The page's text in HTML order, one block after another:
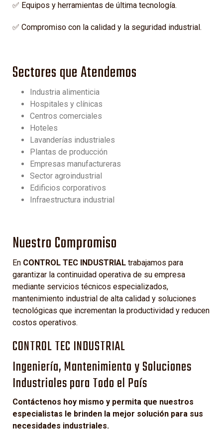
✅ Equipos y herramientas de última tecnología.
✅ Compromiso con la calidad y la seguridad industrial.
Sectores que Atendemos
Industria alimenticia
Hospitales y clínicas
Centros comerciales
Hoteles
Lavanderías industriales
Plantas de producción
Empresas manufactureras
Sector agroindustrial
Edificios corporativos
Infraestructura industrial
Nuestro Compromiso
En CONTROL TEC INDUSTRIAL trabajamos para
garantizar la continuidad operativa de su empresa
mediante servicios técnicos especializados,
mantenimiento industrial de alta calidad y soluciones
tecnológicas que incrementan la productividad y reducen
costos operativos.
CONTROL TEC INDUSTRIAL
Ingeniería, Mantenimiento y Soluciones
Industriales para Todo el País
Contáctenos hoy mismo y permita que nuestros
especialistas le brinden la mejor solución para sus
necesidades industriales.